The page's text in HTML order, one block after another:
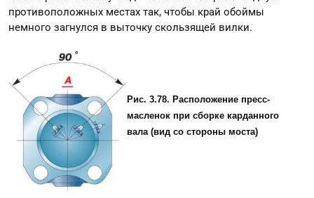
противоположных местах так, чтобы край обоймы
немного загнулся в выточку скользящей вилки.
Рис. 3.78. Расположение пpесс-
масленок пpи сбоpке каpданного
вала (вид со стоpоны моста)